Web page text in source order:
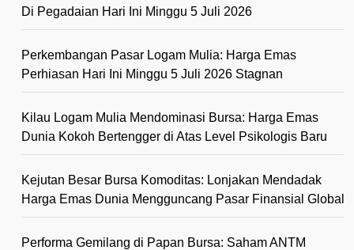
Di Pegadaian Hari Ini Minggu 5 Juli 2026
Perkembangan Pasar Logam Mulia: Harga Emas
Perhiasan Hari Ini Minggu 5 Juli 2026 Stagnan
Kilau Logam Mulia Mendominasi Bursa: Harga Emas
Dunia Kokoh Bertengger di Atas Level Psikologis Baru
Kejutan Besar Bursa Komoditas: Lonjakan Mendadak
Harga Emas Dunia Mengguncang Pasar Finansial Global
Performa Gemilang di Papan Bursa: Saham ANTM